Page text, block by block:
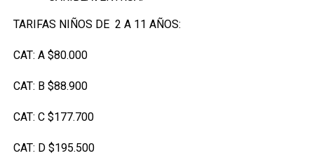
TARIFAS NIÑOS DE 2 A 11 AÑOS:
CAT: A $80.000
CAT: B $88.900
CAT: C $177.700
CAT: D $195.500